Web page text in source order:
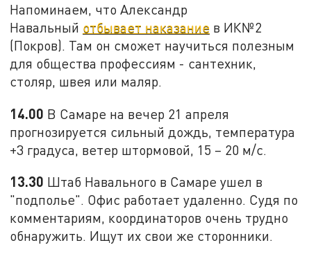
Напоминаем, что Александр
Навальный отбывает наказание в ИК№2
(Покров). Там он сможет научиться полезным
для общества профессиям - сантехник,
столяр, швея или маляр.
14.00 В Самаре на вечер 21 апреля
прогнозируется сильный дождь, температура
+3 градуса, ветер штормовой, 15 – 20 м/с.
13.30 Штаб Навального в Самаре ушел в
"подполье". Офис работает удаленно. Судя по
комментариям, координаторов очень трудно
обнаружить. Ищут их свои же сторонники.